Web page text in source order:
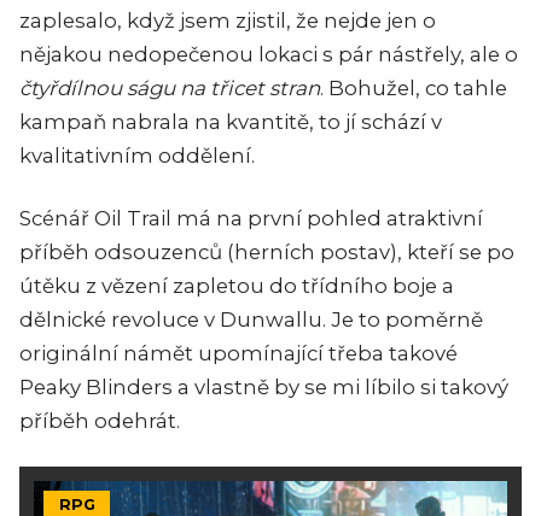
zaplesalo, když jsem zjistil, že nejde jen o
nějakou nedopečenou lokaci s pár nástřely, ale o
čtyřdílnou ságu na třicet stran. Bohužel, co tahle
kampaň nabrala na kvantitě, to jí schází v
kvalitativním oddělení.
Scénář Oil Trail má na první pohled atraktivní
příběh odsouzenců (herních postav), kteří se po
útěku z vězení zapletou do třídního boje a
dělnické revoluce v Dunwallu. Je to poměrně
originální námět upomínající třeba takové
Peaky Blinders a vlastně by se mi líbilo si takový
příběh odehrát.
RPG